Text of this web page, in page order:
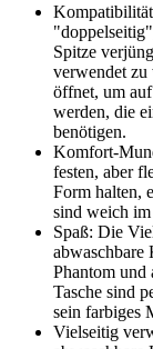
Spitze
verwendet zu
öffnet, um
werden, die
benötigen.
Komfort-
festen, aber
Form halten,
sind weich
Spaß: Die
abwaschbare
Phantom und
Tasche sind
sein farbiges
Vielseitig